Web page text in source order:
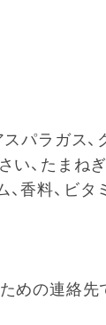
スパラガス
、たまねぎ
香料、ビタ
の連絡先